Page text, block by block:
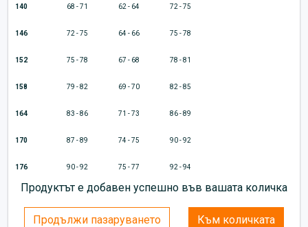
140 68 - 71 62 - 64 72 - 75
146 72 - 75 64 - 66 75 - 78
152 75 - 78 67 - 68 78 - 81
158 79 - 82 69 - 70 82 - 85
164 83 - 86 71 - 73 86 - 89
170 87 - 89 74 - 75 90 - 92
176 90 - 92 75 - 77 92 - 94
Продуктът е добавен успешно във вашата количка
Продължи пазаруването Към количката